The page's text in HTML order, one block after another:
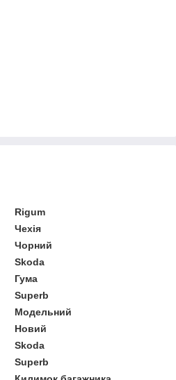
Rigum
Чехія
Чорний
Skoda
Гума
Superb
Модельний
Новий
Skoda
Superb